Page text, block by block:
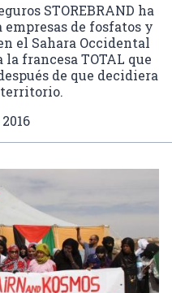
STOREBRAND ha
de fosfatos y
el Sahara Occidental
la francesa TOTAL que
de que decidiera